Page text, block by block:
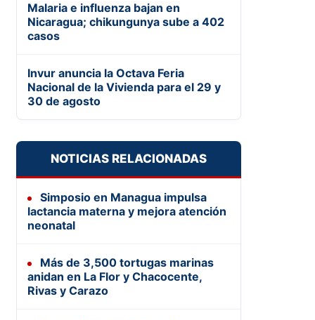
Malaria e influenza bajan en
Nicaragua; chikungunya sube a 402
casos
Invur anuncia la Octava Feria
Nacional de la Vivienda para el 29 y
30 de agosto
NOTICIAS RELACIONADAS
Simposio en Managua impulsa
lactancia materna y mejora atención
neonatal
Más de 3,500 tortugas marinas
anidan en La Flor y Chacocente,
Rivas y Carazo